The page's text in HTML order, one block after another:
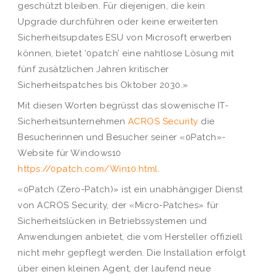
geschützt bleiben. Für diejenigen, die kein
Upgrade durchführen oder keine erweiterten
Sicherheitsupdates ESU von Microsoft erwerben
können, bietet ‘0patch’ eine nahtlose Lösung mit
fünf zusätzlichen Jahren kritischer
Sicherheitspatches bis Oktober 2030.»
Mit diesen Worten begrüsst das slowenische IT-
Sicherheitsunternehmen ACROS Security die
Besucherinnen und Besucher seiner «0Patch»-
Website für Windows10
https://0patch.com/Win10.html.
«0Patch (Zero-Patch)» ist ein unabhängiger Dienst
von ACROS Security, der «Micro-Patches» für
Sicherheitslücken in Betriebssystemen und
Anwendungen anbietet, die vom Hersteller offiziell
nicht mehr gepflegt werden. Die Installation erfolgt
über einen kleinen Agent, der laufend neue